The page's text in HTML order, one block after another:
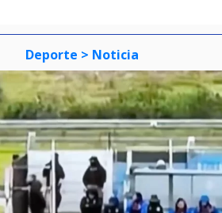
Deporte > Noticia